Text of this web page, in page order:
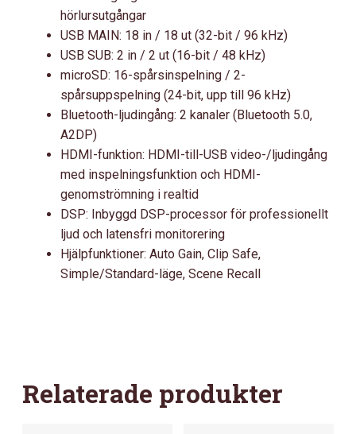
hörlursutgångar
USB MAIN: 18 in / 18 ut (32-bit / 96 kHz)
USB SUB: 2 in / 2 ut (16-bit / 48 kHz)
microSD: 16-spårsinspelning / 2-
spårsuppspelning (24-bit, upp till 96 kHz)
Bluetooth-ljudingång: 2 kanaler (Bluetooth 5.0,
A2DP)
HDMI-funktion: HDMI-till-USB video-/ljudingång
med inspelningsfunktion och HDMI-
genomströmning i realtid
DSP: Inbyggd DSP-processor för professionellt
ljud och latensfri monitorering
Hjälpfunktioner: Auto Gain, Clip Safe,
Simple/Standard-läge, Scene Recall
Relaterade produkter